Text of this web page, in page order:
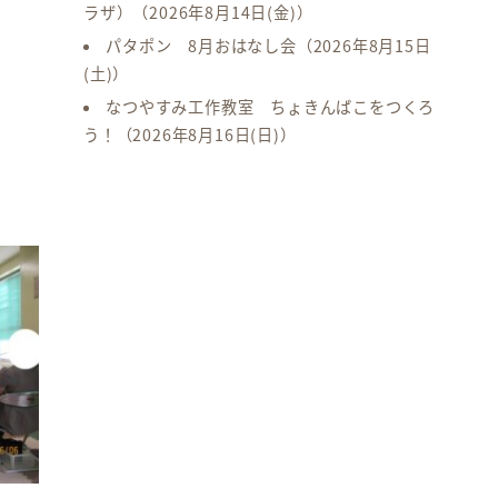
ラザ）
（2026年8月14日(金)）
パタポン 8月おはなし会 （2026年8月15日
(土)）
なつやすみ工作教室 ちょきんばこをつくろ
う！
（2026年8月16日(日)）